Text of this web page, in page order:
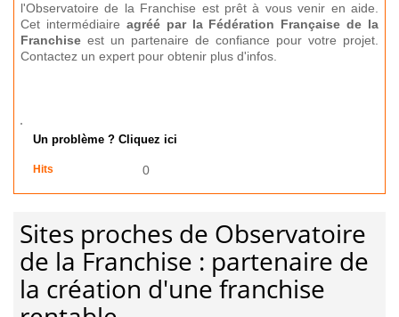
l'Observatoire de la Franchise est prêt à vous venir en aide.
Cet intermédiaire agréé par la Fédération Française de la
Franchise est un partenaire de confiance pour votre projet.
Contactez un expert pour obtenir plus d'infos.
Un problème ? Cliquez ici
Hits 0
Sites proches de Observatoire
de la Franchise : partenaire de
la création d'une franchise